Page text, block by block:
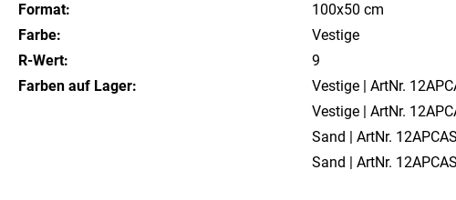
Format:
100x50 cm
Farbe:
Vestige
R-Wert:
9
Farben auf Lager:
Vestige | ArtNr.
Vestige | ArtNr.
Sand | ArtNr.
Sand | ArtNr.